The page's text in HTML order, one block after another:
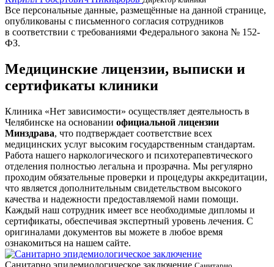
Все персональные данные, размещённые на данной странице,
опубликованы с письменного согласия сотрудников
в соответствии с требованиями Федерального закона № 152-
ФЗ.
Медицинские лицензии, выписки и
сертификаты клиники
Клиника «Нет зависимости» осуществляет деятельность в
Челябинске на основании официальной лицензии
Минздрава, что подтверждает соответствие всех
медицинских услуг высоким государственным стандартам.
Работа нашего наркологического и психотерапевтического
отделения полностью легальна и прозрачна. Мы регулярно
проходим обязательные проверки и процедуры аккредитации,
что является дополнительным свидетельством высокого
качества и надежности предоставляемой нами помощи.
Каждый наш сотрудник имеет все необходимые дипломы и
сертификаты, обеспечивая экспертный уровень лечения. С
оригиналами документов вы можете в любое время
ознакомиться на нашем сайте.
Санитарно эпидемиологическое заключение